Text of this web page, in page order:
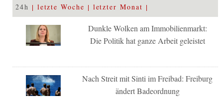
24h letzte Woche letzter Monat
Dunkle Wolken am Immobilienmarkt:
Die Politik hat ganze Arbeit geleistet
Nach Streit mit Sinti im Freibad: Freiburg
ändert Badeordnung